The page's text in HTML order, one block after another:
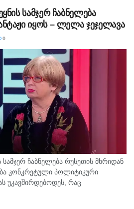
სამჯერ ჩაბნელება
იყოს – ლელა ჯეჯელავა
0
სამჯერ ჩაბნელება რუსეთის მხრიდან
კონკრეტული პოლიტიკური
უკავშირდებოდეს, რაც
ასახსნელია საზოგადოებისთვის.
უფრო ოკუპირებულ რეგიონებს უნდა